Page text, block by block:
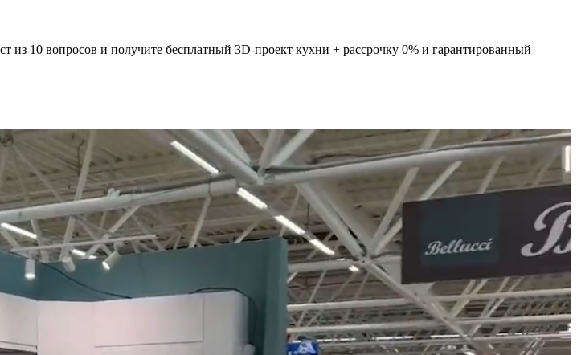
10 вопросов и получите бесплатный 3D-проект кухни + рассрочку 0% и гарантированный